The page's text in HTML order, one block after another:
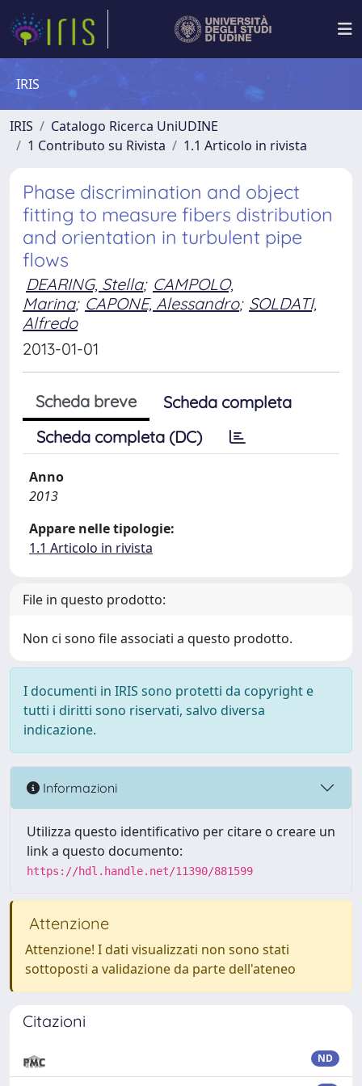
IRIS
IRIS
Catalogo Ricerca UniUDINE
1 Contributo su Rivista
1.1 Articolo in rivista
Phase discrimination and object
fitting to measure fibers distribution
and orientation in turbulent pipe
flows
DEARING, Stella; CAMPOLO,
Marina; CAPONE, Alessandro; SOLDATI,
Alfredo
2013-01-01
Scheda breve
Scheda completa
Scheda completa (DC)
Anno
2013
Appare nelle tipologie:
1.1 Articolo in rivista
File in questo prodotto:
Non ci sono file associati a questo prodotto.
I documenti in IRIS sono protetti da copyright e
tutti i diritti sono riservati, salvo diversa
indicazione.
Informazioni
Utilizza questo identificativo per citare o creare un
link a questo documento:
https://hdl.handle.net/11390/881599
Attenzione
Attenzione! I dati visualizzati non sono stati
sottoposti a validazione da parte dell'ateneo
Citazioni
ND